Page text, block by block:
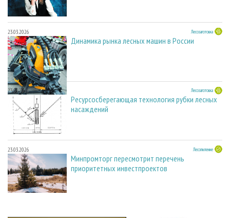
23.03.2026 Лесозаготовка
Динамика рынка лесных машин в России
23.03.2026 Лесозаготовка
Ресурсосберегающая технология рубки лесных
насаждений
23.03.2026 Лесопиление
Минпромторг пересмотрит перечень
приоритетных инвестпроектов